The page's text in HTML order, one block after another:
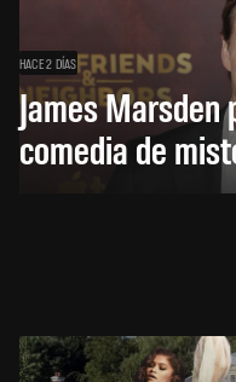
HACE 2 DÍAS
James
comedia de